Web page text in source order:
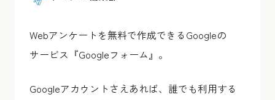
Webアンケートを無料で作成できるGoogleの
サービス『Googleフォーム』。
Googleアカウントさえあれば、誰でも利用する